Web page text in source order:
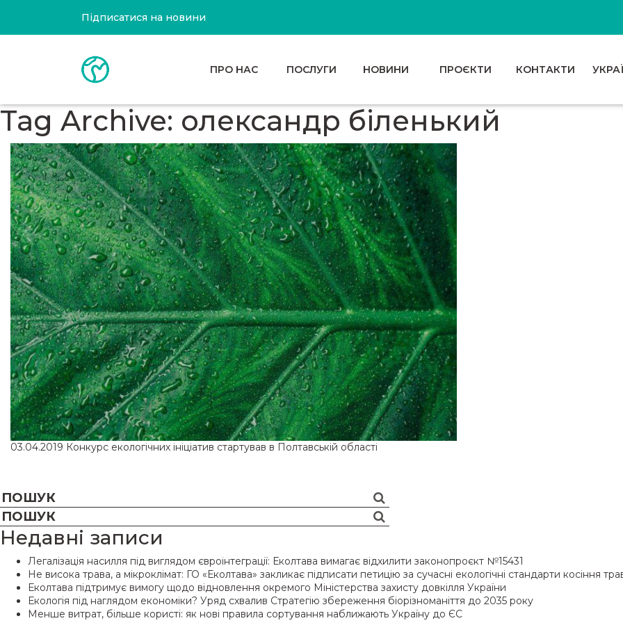
Підписатися на новини
ПРО НАС ПОСЛУГИ НОВИНИ ПРОЄКТИ КОНТАКТИ
Tag Archive: олександр біленький
03.04.2019 Конкурс екологічних ініціатив стартував в Полтавській області
Недавні записи
Легалізація насилля під виглядом євроінтеграції: Еколтава вимагає відхилити законопроєкт №15431
Не висока трава, а мікроклімат: ГО «Еколтава» закликає підписати петицію за сучасні екологічні стандарти косіння
Еколтава підтримує вимогу щодо відновлення окремого Міністерства захисту довкілля України
Екологія під наглядом економіки? Уряд схвалив Стратегію збереження біорізноманіття до 2035 року
Менше витрат, більше користі: як нові правила сортування наближають Україну до ЄС